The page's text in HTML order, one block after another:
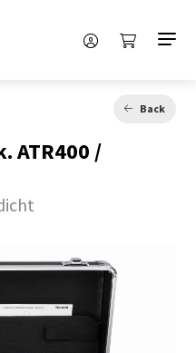
Back
ATR400 /